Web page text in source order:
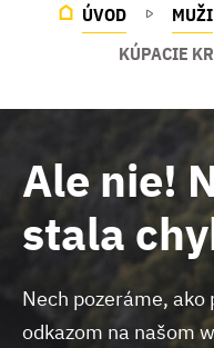
ÚVOD MUŽI
KÚPACIE
Ale nie!
stala
Nech pozeráme,
odkazom na našom